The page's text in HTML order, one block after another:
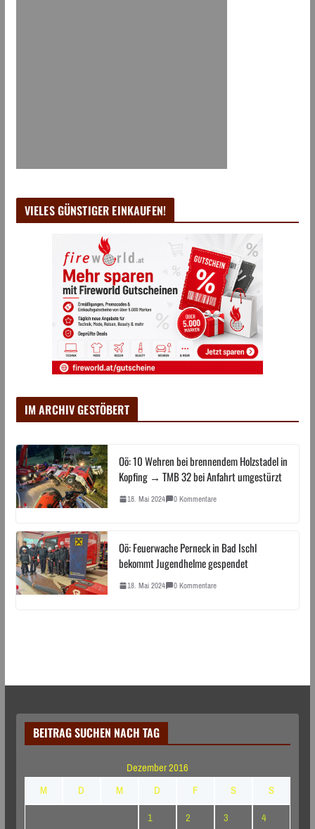
VIELES GÜNSTIGER EINKAUFEN!
IM ARCHIV GESTÖBERT
Oö: 10 Wehren bei brennendem Holzstadel in
Kopfing → TMB 32 bei Anfahrt umgestürzt
18. Mai 2024 0 Kommentare
Oö: Feuerwache Perneck in Bad Ischl
bekommt Jugendhelme gespendet
18. Mai 2024 0 Kommentare
BEITRAG SUCHEN NACH TAG
Dezember 2016
M
D M D F S
S
1
2 3
4